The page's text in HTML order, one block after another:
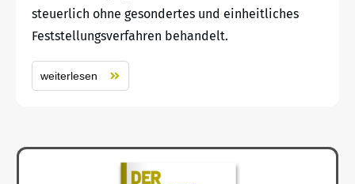
steuerlich ohne gesondertes und einheitliches
Feststellungsverfahren behandelt.
weiterlesen